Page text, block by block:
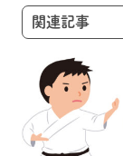
ョ
ン関連記事